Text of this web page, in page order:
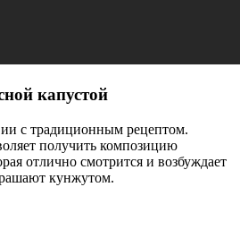
капустой
с традиционным рецептом.
получить композицию
отлично смотрится и возбуждает
кунжутом.